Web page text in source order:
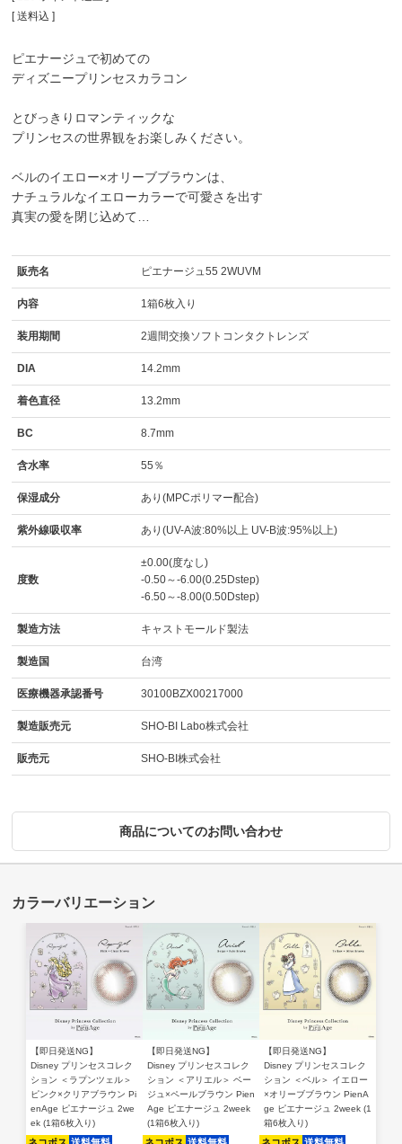
送料込
ピエナージュで初めての
ディズニープリンセスカラコン
とびっきりロマンティックな
プリンセスの世界観をお楽しみください。
ベルのイエロー×オリーブブラウンは、
ナチュラルなイエローカラーで可愛さを出す
真実の愛を閉じ込めて…
販売名 ピエナージュ55 2WUVM
内容 1箱6枚入り
装用期間 2週間交換ソフトコンタクトレンズ
DIA 14.2mm
着色直径 13.2mm
BC 8.7mm
含水率 55％
保湿成分 あり(MPCポリマー配合)
紫外線吸収率 あり(UV-A波:80%以上 UV-B波:95%以上)
度数
±0.00(度なし)
-0.50～-6.00(0.25Dstep)
-6.50～-8.00(0.50Dstep)
製造方法 キャストモールド製法
製造国 台湾
医療機器承認番号 30100BZX00217000
製造販売元 SHO-BI Labo株式会社
販売元 SHO-BI株式会社
商品についてのお問い合わせ
【即日発送NG】
Disney プリンセスコレク
ション ＜ラプンツェル＞
ピンク×クリアブラウン Pi
enAge ピエナージュ 2we
ek (1箱6枚入り)
【即日発送NG】
Disney プリンセスコレク
ション ＜アリエル＞ ベー
ジュ×ペールブラウン Pien
Age ピエナージュ 2week
(1箱6枚入り)
【即日発送NG】
Disney プリンセスコレク
ション ＜ベル＞ イエロー
×オリーブブラウン PienA
ge ピエナージュ 2week (1
箱6枚入り)